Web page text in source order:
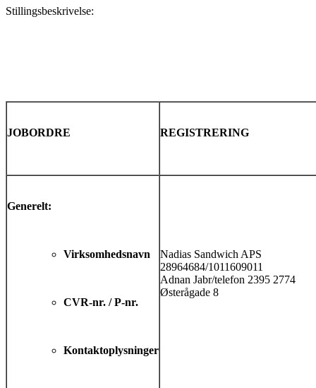
Stillingsbeskrivelse:
JOBORDRE REGISTRERING
Generelt:
Virksomhedsnavn
CVR-nr. / P-nr.
Kontaktoplysninger
Nadias Sandwich APS
28964684/1011609011
Adnan Jabr/telefon 2395 2774
Østerågade 8